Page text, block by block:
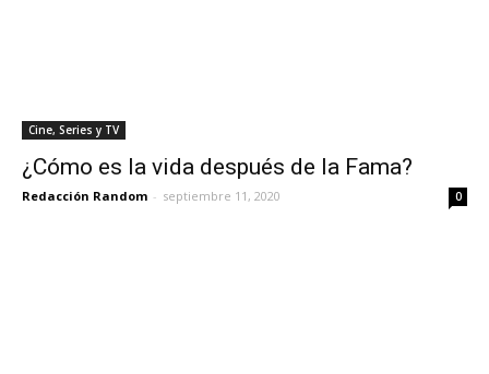
Cine, Series y TV
¿Cómo es la vida después de la Fama?
Redacción Random - septiembre 11, 2020 0